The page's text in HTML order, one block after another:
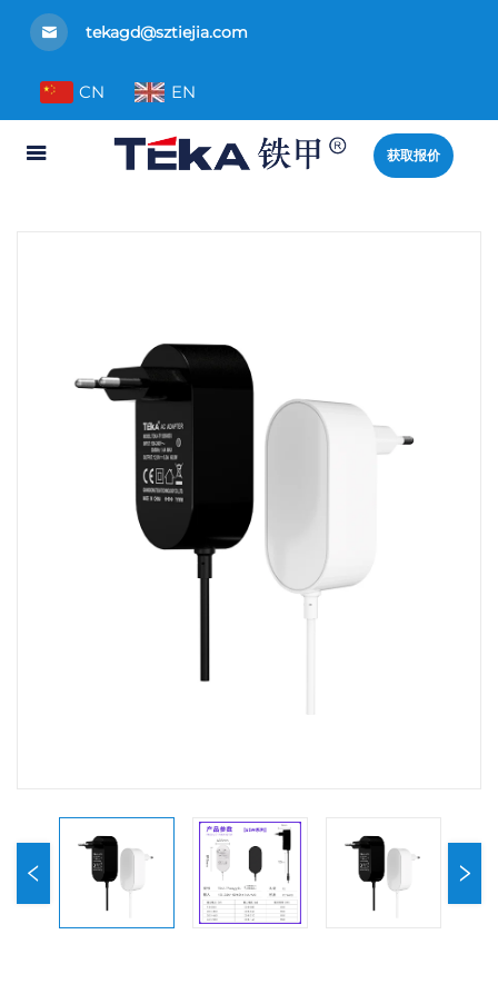
tekagd@sztiejia.com
CN EN
获取报价